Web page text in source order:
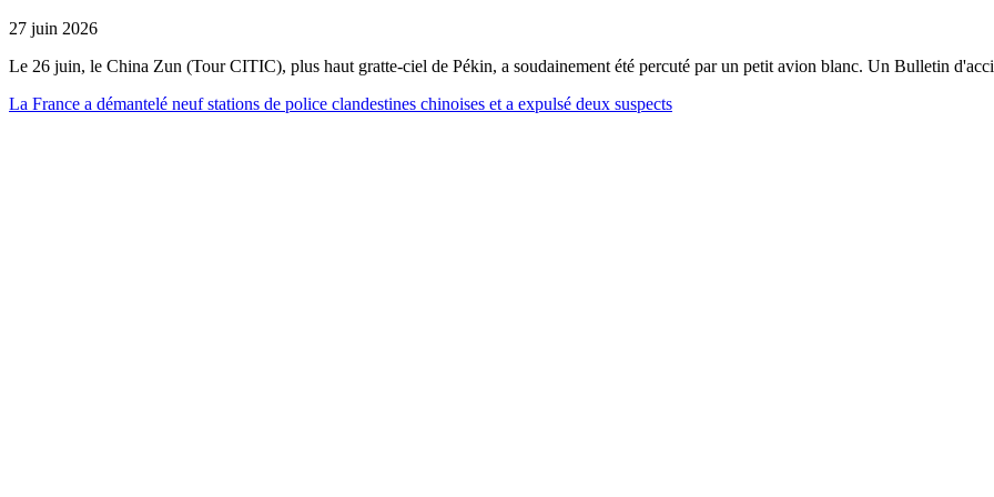
27 juin 2026
Le 26 juin, le China Zun (Tour CITIC), plus haut gratte-ciel de Pékin, a soudainement été percuté par un petit avion blanc. Un Bulletin
La France a démantelé neuf stations de police clandestines chinoises et a expulsé deux suspects